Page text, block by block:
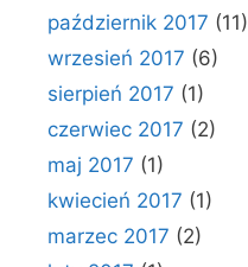
październik 2017 (11)
wrzesień 2017 (6)
sierpień 2017 (1)
czerwiec 2017 (2)
maj 2017 (1)
kwiecień 2017 (1)
marzec 2017 (2)